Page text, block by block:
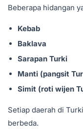
Beberapa hidangan
Kebab
Baklava
Sarapan Turki
Manti (pangsit
Simit (roti wijen
Setiap daerah di
berbeda.